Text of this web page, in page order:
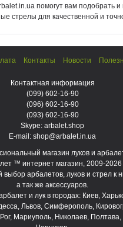
помогут вам подобрать и
стрелы для качественной и
магазин луков и
™ интернет магазин, 2009-2026
выбор арбалетов, луков и стрел к
а так же аксессуаров.
и лук в городах: Киев,
Львов, Симферополь,
Мариуполь, Николаев,
Контакты Новости
Контактная информация
(099) 602-16-90
(096) 602-16-90
(093) 602-16-90
Skype: arbalet.shop
E-mail: shop@arbalet.in.ua